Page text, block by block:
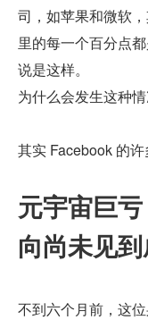
司，如苹果和微软
里的每一个百分点
说是这样。
为什么会发生这种
其实 Facebook 的许
元宇宙巨
向尚未见
不到六个月前，这